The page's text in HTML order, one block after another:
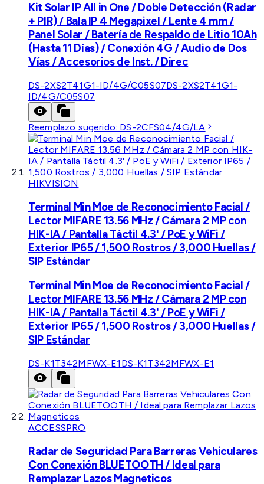
Kit Solar IP All in One / Doble Detección (Radar
+ PIR) / Bala IP 4 Megapixel / Lente 4 mm /
Panel Solar / Batería de Respaldo de Litio 10Ah
(Hasta 11 Días) / Conexión 4G / Audio de Dos
Vías / Accesorios de Inst. / Direc
DS-2XS2T41G1-ID/4G/C05S07DS-2XS2T41G1-
ID/4G/C05S07
Reemplazo sugerido: DS-2CFS04/4G/LA
HIKVISION
Terminal Min Moe de Reconocimiento Facial /
Lector MIFARE 13.56 MHz / Cámara 2 MP con
HIK-IA / Pantalla Táctil 4.3' / PoE y WiFi /
Exterior IP65 / 1,500 Rostros / 3,000 Huellas /
SIP Estándar
Terminal Min Moe de Reconocimiento Facial /
Lector MIFARE 13.56 MHz / Cámara 2 MP con
HIK-IA / Pantalla Táctil 4.3' / PoE y WiFi /
Exterior IP65 / 1,500 Rostros / 3,000 Huellas /
SIP Estándar
DS-K1T342MFWX-E1 DS-K1T342MFWX-E1
ACCESSPRO
Radar de Seguridad Para Barreras Vehiculares
Con Conexión BLUETOOTH / Ideal para
Remplazar Lazos Magneticos